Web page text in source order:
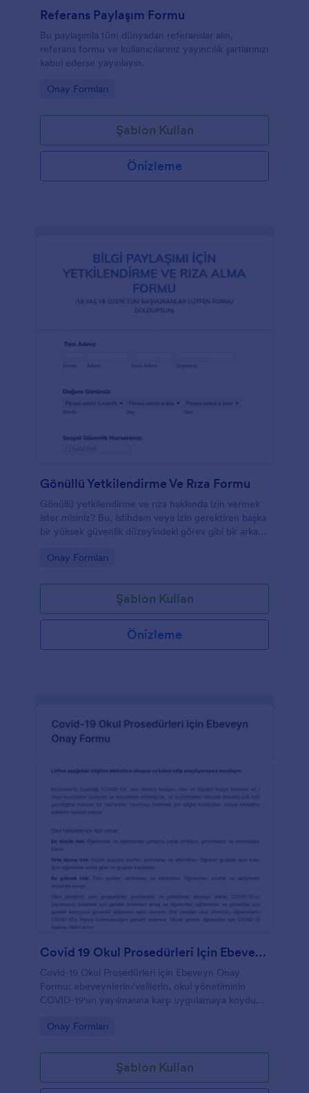
Referans Paylaşım Formu
Bu paylaşımla tüm dünyadan referanslar alın,
referans formu ve kullanıcılarınız yayıncılık şartlarınızı
kabul ederse yayınlayın.
Go to Category:
Onay Formları
Şablon Kullan
Önizleme
Gönüllü Yetkilendirme Ve Rıza Formu
Gönüllü yetkilendirme ve rıza hakkında izin vermek
ister misiniz? Bu, istihdam veya izin gerektiren başka
bir yüksek güvenlik düzeyindeki görev gibi bir arka
gönüllü bir onay formudur. Gönüllü arka plan
önceki adresleriniz ve bilgilerin kullanımı için izin
Go to Category:
Onay Formları
Şablon Kullan
Önizleme
Covid 19 Okul Prosedürleri Için Ebeveyn Onay Formu
Covid-19 Okul Prosedürleri için Ebeveyn Onay
Formu; ebeveynlerin/velilerin, okul yönetiminin
COVID-19'un yayılmasına karşı uygulamaya koyduğu
form şablonu. Ayrıca, okul yönetimi pandemi
ebeveynleri/velileri bilgilendirebilir.
Go to Category:
Onay Formları
Şablon Kullan